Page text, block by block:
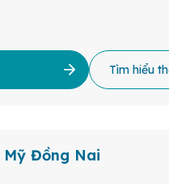
Tìm hiểu
Mỹ Đồng Nai